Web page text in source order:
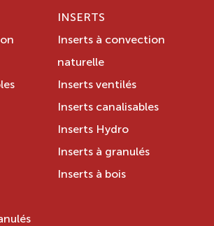
INSERTS
Inserts à convection
naturelle
Inserts ventilés
Inserts canalisables
Inserts Hydro
Inserts à granulés
Inserts à bois